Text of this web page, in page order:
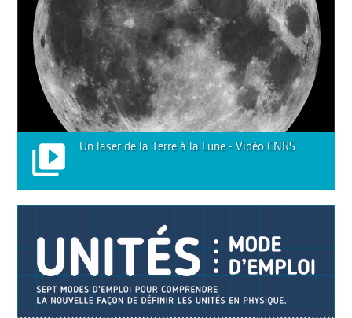
Un laser de la Terre à la Lune - Vidéo CNRS